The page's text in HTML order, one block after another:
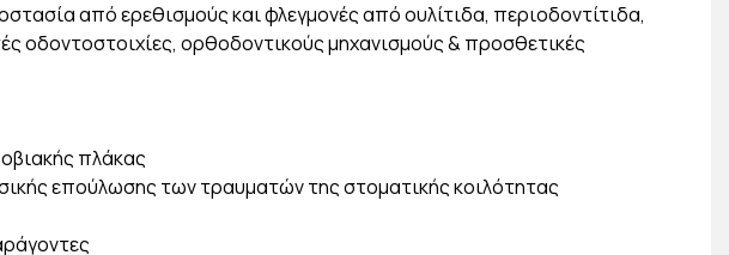
από ερεθισμούς και φλεγμονές από ουλίτιδα, περιοδοντίτιδα,
οδοντοστοιχίες, ορθοδοντικούς μηχανισμούς & προσθετικές
πλάκας
επούλωσης των τραυματών της στοματικής κοιλότητας